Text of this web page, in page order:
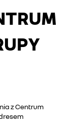
z Centrum